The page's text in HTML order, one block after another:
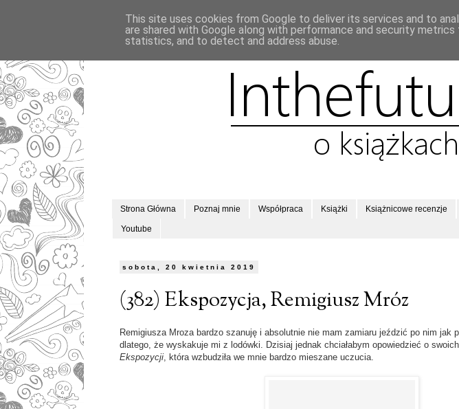
Strona Główna Poznaj mnie Współpraca Książki Książnicowe recenzje
Youtube
sobota, 20 kwietnia 2019
(382) Ekspozycja, Remigiusz Mróz
Remigiusza Mroza bardzo szanuję i absolutnie nie mam zamiaru jeździć po nim jak
dlatego, że wyskakuje mi z lodówki. Dzisiaj jednak chciałabym opowiedzieć o
Ekspozycji, która wzbudziła we mnie bardzo mieszane uczucia.
This site uses cookies from Google to deliver its services and to
are shared with Google along with performance and security
statistics, and to detect and address abuse.